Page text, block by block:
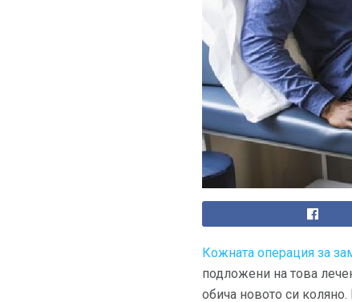
Кожната операция за
подложени на това
обича новото си